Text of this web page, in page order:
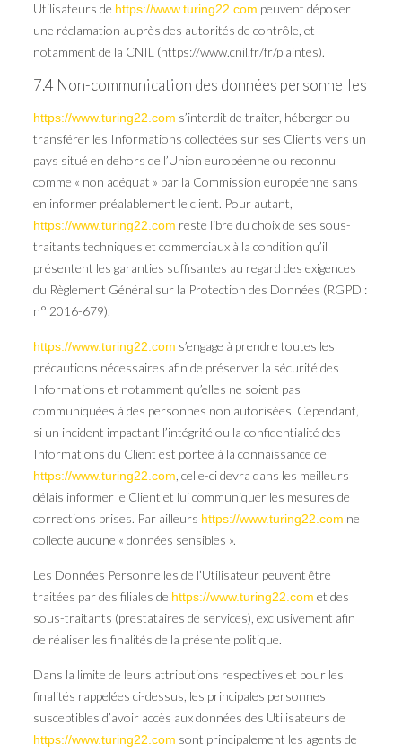
Utilisateurs de https://www.turing22.com peuvent déposer
une réclamation auprès des autorités de contrôle, et
notamment de la CNIL (https://www.cnil.fr/fr/plaintes).
7.4 Non-communication des données personnelles
https://www.turing22.com s’interdit de traiter, héberger ou
transférer les Informations collectées sur ses Clients vers un
pays situé en dehors de l’Union européenne ou reconnu
comme « non adéquat » par la Commission européenne sans
en informer préalablement le client. Pour autant,
https://www.turing22.com reste libre du choix de ses sous-
traitants techniques et commerciaux à la condition qu’il
présentent les garanties suffisantes au regard des exigences
du Règlement Général sur la Protection des Données (RGPD :
n° 2016-679).
https://www.turing22.com s’engage à prendre toutes les
précautions nécessaires afin de préserver la sécurité des
Informations et notamment qu’elles ne soient pas
communiquées à des personnes non autorisées. Cependant,
si un incident impactant l’intégrité ou la confidentialité des
Informations du Client est portée à la connaissance de
https://www.turing22.com , celle-ci devra dans les meilleurs
délais informer le Client et lui communiquer les mesures de
corrections prises. Par ailleurs https://www.turing22.com ne
collecte aucune « données sensibles ».
Les Données Personnelles de l’Utilisateur peuvent être
traitées par des filiales de https://www.turing22.com et des
sous-traitants (prestataires de services), exclusivement afin
de réaliser les finalités de la présente politique.
Dans la limite de leurs attributions respectives et pour les
finalités rappelées ci-dessus, les principales personnes
susceptibles d’avoir accès aux données des Utilisateurs de
https://www.turing22.com sont principalement les agents de